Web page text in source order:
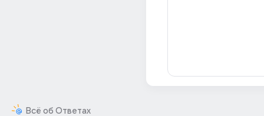
Всё об Ответах